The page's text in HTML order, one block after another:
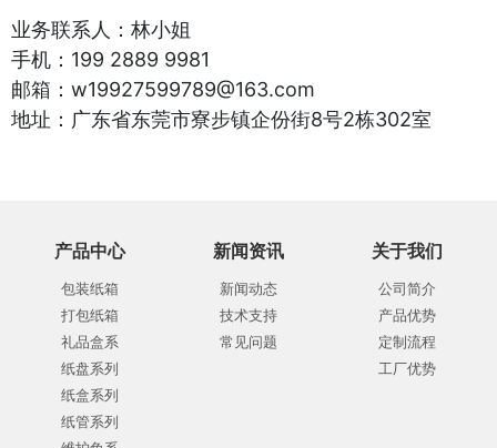
业务联系人：林小姐
手机：199 2889 9981
邮箱：w19927599789@163.com
地址：广东省东莞市寮步镇企份街8号2栋302室
产品中心
包装纸箱
打包纸箱
礼品盒系
纸盘系列
纸盒系列
纸管系列
新闻资讯
新闻动态
技术支持
常见问题
关于我们
公司简介
产品优势
定制流程
工厂优势